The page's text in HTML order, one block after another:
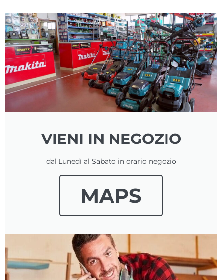
VIENI IN NEGOZIO
dal Lunedì al Sabato in orario negozio
MAPS